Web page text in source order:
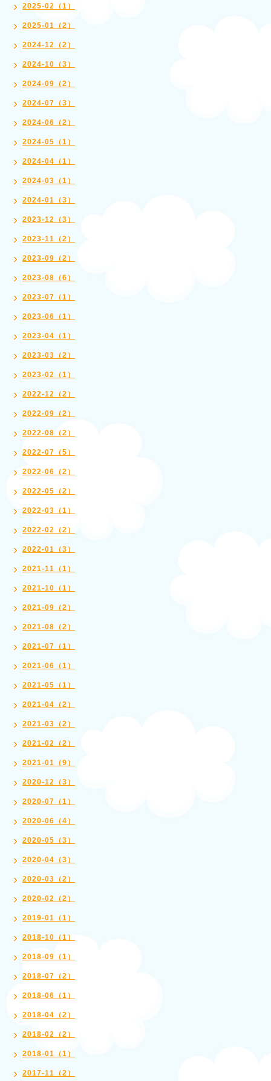
2025-02（1）
2025-01（2）
2024-12（2）
2024-10（3）
2024-09（2）
2024-07（3）
2024-06（2）
2024-05（1）
2024-04（1）
2024-03（1）
2024-01（3）
2023-12（3）
2023-11（2）
2023-09（2）
2023-08（6）
2023-07（1）
2023-06（1）
2023-04（1）
2023-03（2）
2023-02（1）
2022-12（2）
2022-09（2）
2022-08（2）
2022-07（5）
2022-06（2）
2022-05（2）
2022-03（1）
2022-02（2）
2022-01（3）
2021-11（1）
2021-10（1）
2021-09（2）
2021-08（2）
2021-07（1）
2021-06（1）
2021-05（1）
2021-04（2）
2021-03（2）
2021-02（2）
2021-01（9）
2020-12（3）
2020-07（1）
2020-06（4）
2020-05（3）
2020-04（3）
2020-03（2）
2020-02（2）
2019-01（1）
2018-10（1）
2018-09（1）
2018-07（2）
2018-06（1）
2018-04（2）
2018-02（2）
2018-01（1）
2017-11（2）